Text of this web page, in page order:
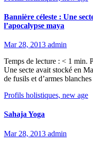
Bannière céleste : Une
l’apocalypse maya
Mar 28, 2013 admin
Temps de lecture : < 1 min.
Une secte avait stocké en
de fusils et d’armes
Profils holistiques, new age
Sahaja Yoga
Mar 28, 2013 admin